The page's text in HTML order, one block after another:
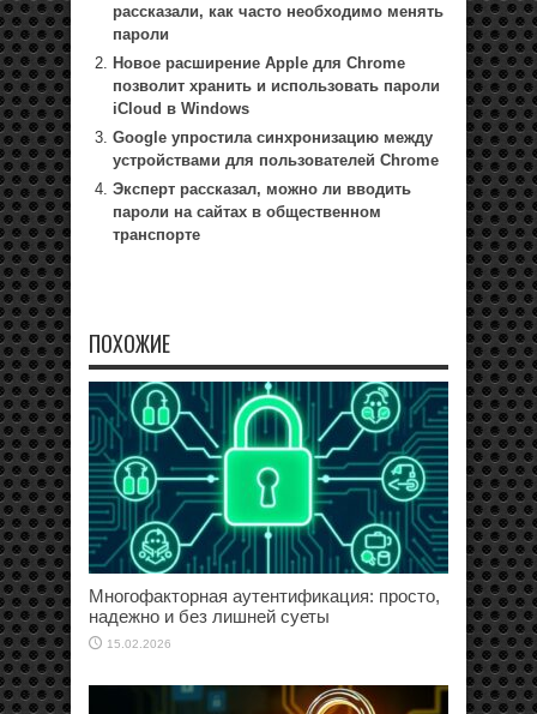
рассказали, как часто необходимо менять
пароли
Новое расширение Apple для Chrome
позволит хранить и использовать пароли
iCloud в Windows
Google упростила синхронизацию между
устройствами для пользователей Chrome
Эксперт рассказал, можно ли вводить
пароли на сайтах в общественном
транспорте
ПОХОЖИЕ
Многофакторная аутентификация: просто,
надежно и без лишней суеты
15.02.2026